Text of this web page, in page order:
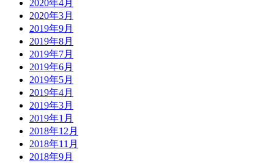
2020年4月
2020年3月
2019年9月
2019年8月
2019年7月
2019年6月
2019年5月
2019年4月
2019年3月
2019年1月
2018年12月
2018年11月
2018年9月